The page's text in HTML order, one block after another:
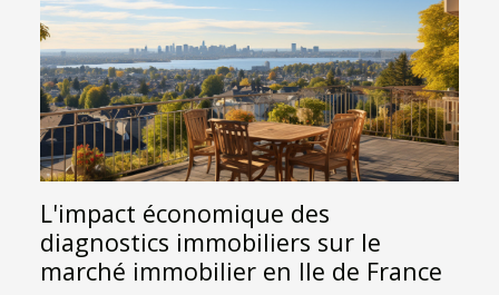
L'impact économique des
diagnostics immobiliers sur le
marché immobilier en Ile de France